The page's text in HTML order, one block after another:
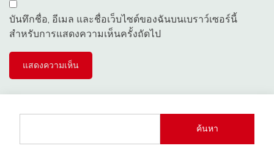
บันทึกชื่อ, อีเมล และชื่อเว็บไซต์ของฉันบนเบราว์เซอร์นี้
สำหรับการแสดงความเห็นครั้งถัดไป
ค้นหา